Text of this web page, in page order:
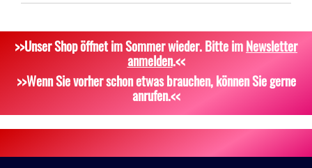
Dekoration, Knicklichter
Zubehör
Attrappen
>>Unser Shop öffnet im Sommer wieder. Bitte imNewsletter
anmelden.<<
>>Wenn Sie vorher schon etwas brauchen, können Sie gerne
anrufen.<<